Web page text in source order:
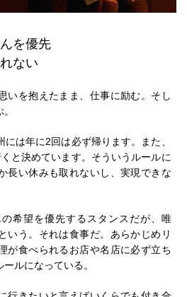
を優先
ない
いを抱えたまま、仕事に励む。そし
には年に2回は必ず帰ります。また、
と決めています。そういうルールに
長い休みも取れないし、実現できな
希望を優先するスタンスだが、唯
いう。それは食事だ。あらかじめリ
が食べられるお店や名店に必ず立ち
ルになっている。